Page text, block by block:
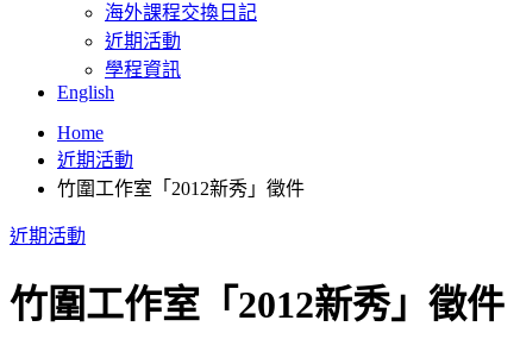
海外課程交換日記
近期活動
學程資訊
English
Home
近期活動
竹圍工作室「2012新秀」徵件
近期活動
竹圍工作室「2012新秀」徵件